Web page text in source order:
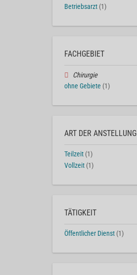
Betriebsarzt (1)
FACHGEBIET
Chirurgie
ohne Gebiete (1)
ART DER ANSTELLUNG
Teilzeit (1)
Vollzeit (1)
TÄTIGKEIT
Öffentlicher Dienst (1)